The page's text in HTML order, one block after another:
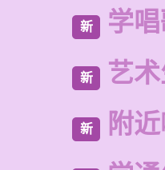
新 学
新 艺
新 附